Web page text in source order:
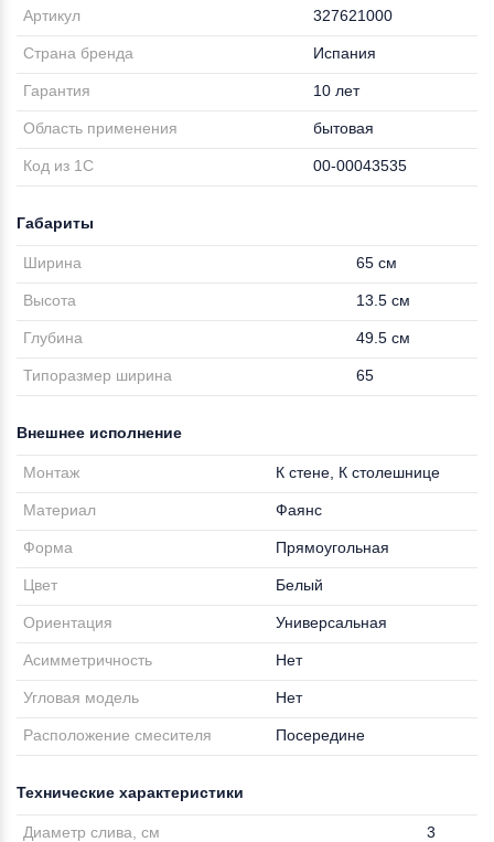
Артикул 327621000
Страна бренда Испания
Гарантия 10 лет
Область применения бытовая
Код из 1С 00-00043535
Габариты
Ширина 65 см
Высота 13.5 см
Глубина 49.5 см
Типоразмер ширина 65
Внешнее исполнение
Монтаж К стене, К столешнице
Материал Фаянс
Форма Прямоугольная
Цвет Белый
Ориентация Универсальная
Асимметричность Нет
Угловая модель Нет
Расположение смесителя Посередине
Технические характеристики
Диаметр слива, см 3